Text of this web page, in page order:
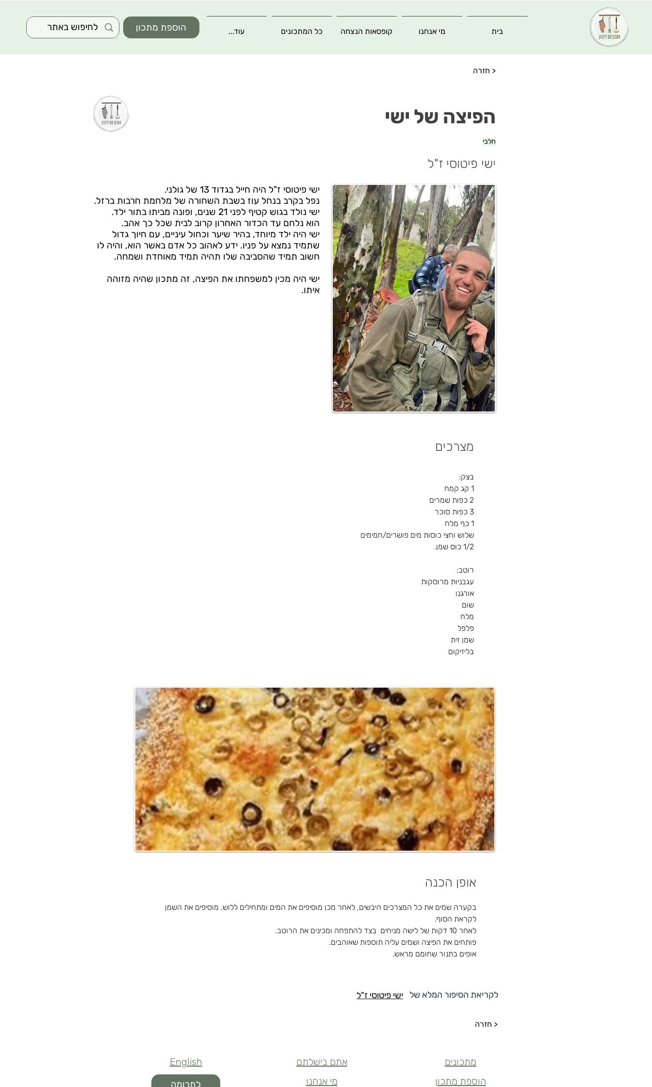
הוספת מתכון בית מי אנחנו קופסאות הנצחה כל המתכונים עוד...
< חזרה
הפיצה של ישי
חלבי
ישי פיטוסי ז"ל
ישי פיטוסי ז"ל היה חייל בגדוד 13 של גולני.
נפל בקרב בנחל עוז בשבת השחורה של מלחמת חרבות ברזל.
ישי נולד בגוש קטיף לפני 21 שנים, ופונה מביתו בתור ילד.
הוא נלחם עד הכדור האחרון קרוב לבית שכל כך אהב.
ישי היה ילד מיוחד, בהיר שיער וכחול עיניים, עם חיוך גדול
שתמיד נמצא על פניו. ידע לאהוב כל אדם באשר הוא, והיה לו
חשוב תמיד שהסביבה שלו תהיה תמיד מאוחדת ושמחה.
ישי היה מכין למשפחתו את הפיצה, זה מתכון שהיה מזוהה
איתו.
מצרכים
בצק:
1 קג קמח
2 כפות שמרים
3 כפות סוכר
1 כף מלח
שלוש וחצי כוסות מים פושרים/חמימים
1/2 כוס שמן.
רוטב:
עגבניות מרוסקות
אורגנו
שום
מלח
פלפל
שמן זית
בליזיקום
אופן הכנה
בקערה שמים את כל המצרכים היבשים, לאחר מכן מוסיפים את המים ומתחילים ללוש, מוסיפים את השמן
לקראת הסוף.
לאחר 10 דקות של לישה מניחים  בצד להתפחה ומכינים את הרוטב.
פותחים את הפיצה ושמים עליה תוספות שאוהבים.
אופים בתנור שחומם מראש.
ישי פיטוסי ז"ל לקריאת הסיפור המלא של
< חזרה
English אתם בישלתם מתכונים
לתרומה מי אנחנו הוספת מתכון